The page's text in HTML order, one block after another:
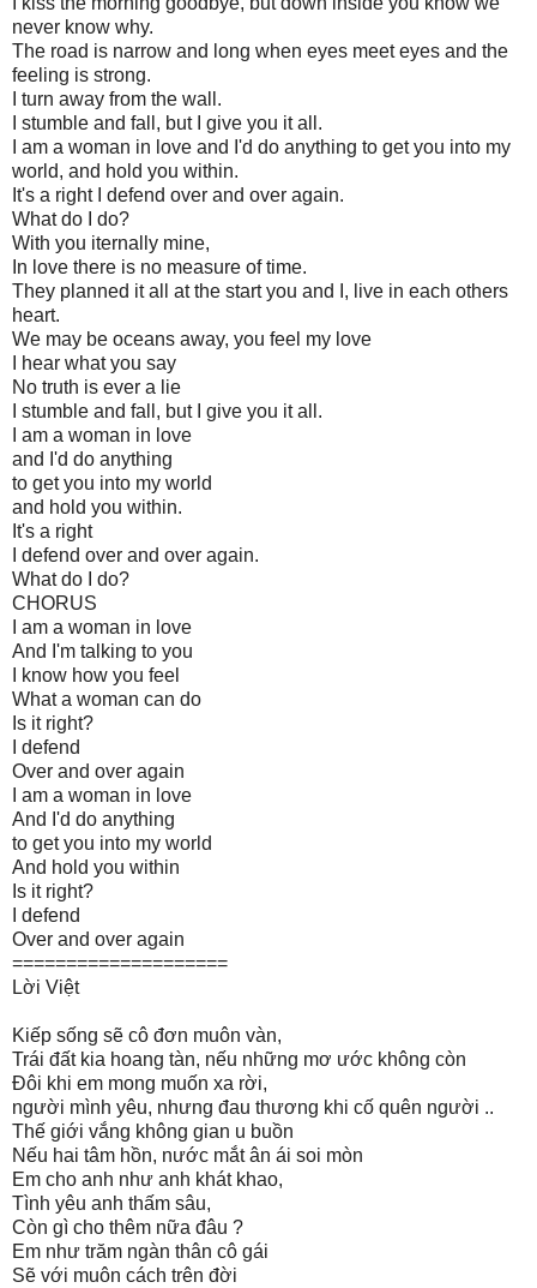
never know why.
The road is narrow and long when eyes meet eyes and the
feeling is strong.
I turn away from the wall.
I stumble and fall, but I give you it all.
I am a woman in love and I'd do anything to get you into my
world, and hold you within.
It's a right I defend over and over again.
What do I do?
With you iternally mine,
In love there is no measure of time.
They planned it all at the start you and I, live in each others
heart.
We may be oceans away, you feel my love
I hear what you say
No truth is ever a lie
I stumble and fall, but I give you it all.
I am a woman in love
and I'd do anything
to get you into my world
and hold you within.
It's a right
I defend over and over again.
What do I do?
CHORUS
I am a woman in love
And I'm talking to you
I know how you feel
What a woman can do
Is it right?
I defend
Over and over again
I am a woman in love
And I'd do anything
to get you into my world
And hold you within
Is it right?
I defend
Over and over again
====================
Lời Việt
Kiếp sống sẽ cô đơn muôn vàn,
Trái đất kia hoang tàn, nếu những mơ ước không còn
Đôi khi em mong muốn xa rời,
người mình yêu, nhưng đau thương khi cố quên người ..
Thế giới vắng không gian u buồn
Nếu hai tâm hồn, nước mắt ân ái soi mòn
Em cho anh như anh khát khao,
Tình yêu anh thấm sâu,
Còn gì cho thêm nữa đâu ?
Em như trăm ngàn thân cô gái
Sẽ với muôn cách trên đời